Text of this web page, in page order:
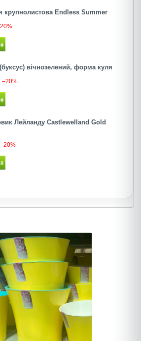
крупнолистова Endless Summer
₴
вічнозелений, форма куля
–20%
₴
Лейланду Castlewelland Gold
–20%
₴